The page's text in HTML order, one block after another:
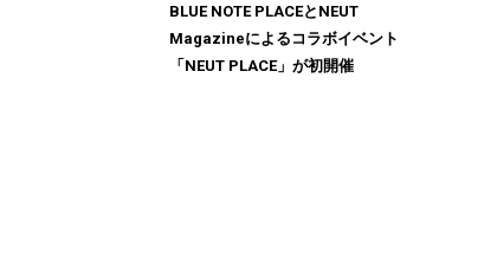
BLUE NOTE PLACEとNEUT
Magazineによるコラボイベント
「NEUT PLACE」が初開催